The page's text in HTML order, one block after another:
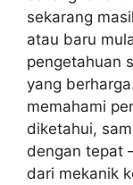
sekarang
atau baru
pengetahuan
yang
memahami
diketahui,
dengan tepat
dari mekanik